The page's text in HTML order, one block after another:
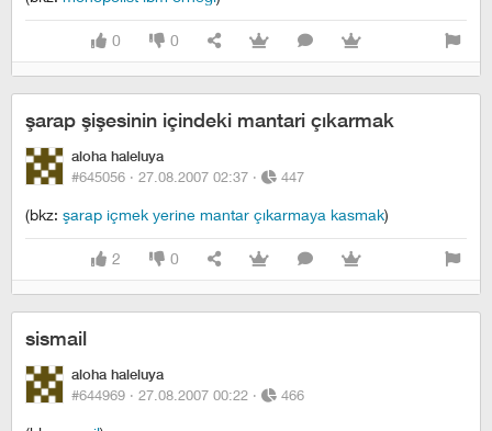
0 0
şarap şişesinin içindeki mantari çıkarmak
aloha haleluya
#645056 · 27.08.2007 02:37 · 447
(bkz: şarap içmek yerine mantar çıkarmaya kasmak)
2 0
sismail
aloha haleluya
#644969 · 27.08.2007 00:22 · 466